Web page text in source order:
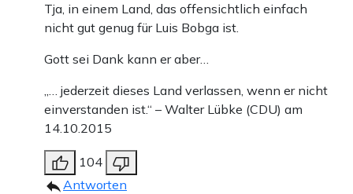
Tja, in einem Land, das offensichtlich einfach
nicht gut genug für Luis Bobga ist.
Gott sei Dank kann er aber…
„… jederzeit dieses Land verlassen, wenn er nicht
einverstanden ist.“ – Walter Lübke (CDU) am
14.10.2015
104
Antworten